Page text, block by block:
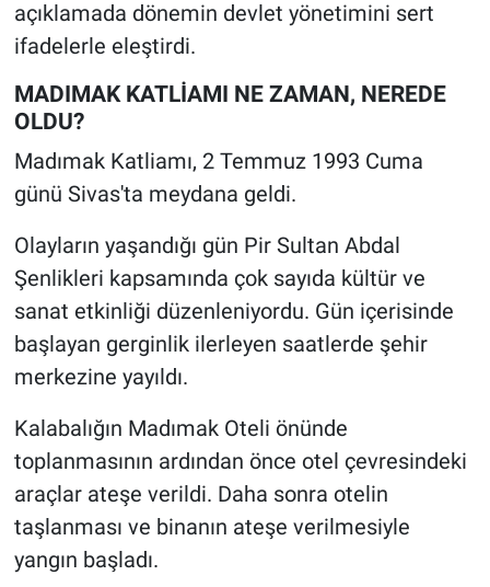
açıklamada dönemin devlet yönetimini sert
ifadelerle eleştirdi.
MADIMAK KATLİAMI NE ZAMAN, NEREDE
OLDU?
Madımak Katliamı, 2 Temmuz 1993 Cuma
günü Sivas'ta meydana geldi.
Olayların yaşandığı gün Pir Sultan Abdal
Şenlikleri kapsamında çok sayıda kültür ve
sanat etkinliği düzenleniyordu. Gün içerisinde
başlayan gerginlik ilerleyen saatlerde şehir
merkezine yayıldı.
Kalabalığın Madımak Oteli önünde
toplanmasının ardından önce otel çevresindeki
araçlar ateşe verildi. Daha sonra otelin
taşlanması ve binanın ateşe verilmesiyle
yangın başladı.